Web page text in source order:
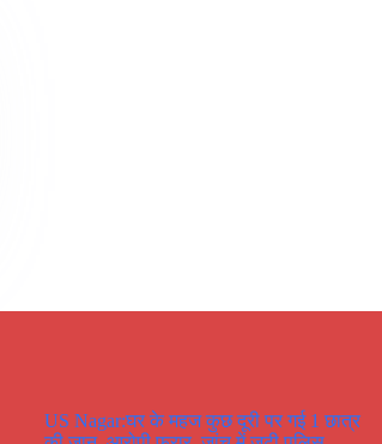
US Nagar:घर के महज कुछ दूरी पर गई 1 छात्र